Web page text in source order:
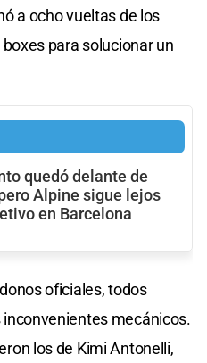
a ocho vueltas de los
para solucionar un
quedó delante de
Alpine sigue lejos
en Barcelona
oficiales, todos
mecánicos.
los de Kimi Antonelli,